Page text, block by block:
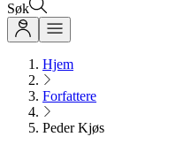
Søk
Hjem
Forfattere
Peder Kjøs